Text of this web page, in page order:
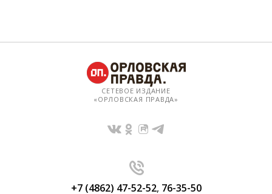
СЕТЕВОЕ ИЗДАНИЕ
«ОРЛОВСКАЯ ПРАВДА»
+7 (4862) 47-52-52, 76-35-50